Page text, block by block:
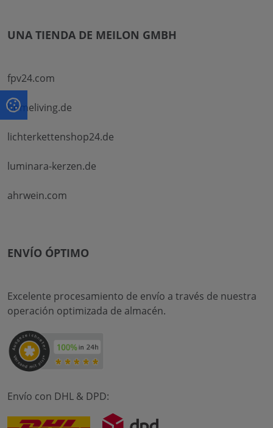
UNA TIENDA DE MEILON GMBH
fpv24.com
homeliving.de
lichterkettenshop24.de
luminara-kerzen.de
ahrwein.com
ENVÍO ÓPTIMO
Excelente procesamiento de envío a través de nuestra
operación optimizada de almacén.
Envío con DHL & DPD: